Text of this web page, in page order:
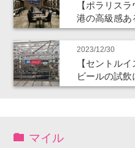
【ポラリス
港の高級感あ
2023/12/30
【セントル
ビールの試飲
マイル